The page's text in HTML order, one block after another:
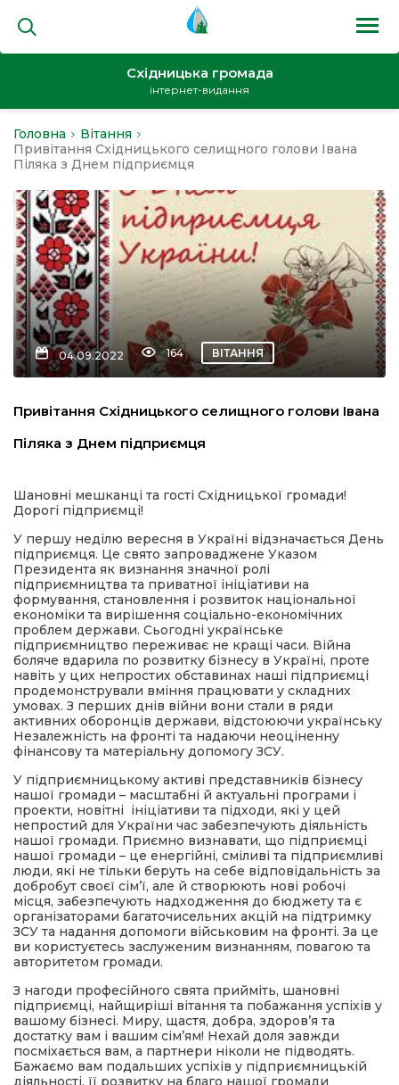
Східницька громада
інтернет-видання
Головна
Вітання
Привітання Східницького селищного голови Івана
Піляка з Днем підприємця
04.09.2022 164 ВІТАННЯ
Привітання Східницького селищного голови Івана
Піляка з Днем підприємця
Шановні мешканці та гості Східницької громади!
Дорогі підприємці!
У першу неділю вересня в Україні відзначається День
підприємця. Це свято запроваджене Указом
Президента як визнання значної ролі
підприємництва та приватної ініціативи на
формування, становлення і розвиток національної
економіки та вирішення соціально-економічних
проблем держави. Сьогодні українське
підприємництво переживає не кращі часи. Війна
боляче вдарила по розвитку бізнесу в Україні, проте
навіть у цих непростих обставинах наші підприємці
продемонстрували вміння працювати у складних
умовах. З перших днів війни вони стали в ряди
активних оборонців держави, відстоюючи українську
Незалежність на фронті та надаючи неоціненну
фінансову та матеріальну допомогу ЗСУ.
У підприємницькому активі представників бізнесу
нашої громади – масштабні й актуальні програми і
проекти, новітні ініціативи та підходи, які у цей
непростий для України час забезпечують діяльність
нашої громади. Приємно визнавати, що підприємці
нашої громади – це енергійні, сміливі та підприємливі
люди, які не тільки беруть на себе відповідальність за
добробут своєї сім’ї, але й створюють нові робочі
місця, забезпечують надходження до бюджету та є
організаторами багаточисельних акцій на підтримку
ЗСУ та надання допомоги військовим на фронті. За це
ви користуєтесь заслуженим визнанням, повагою та
авторитетом громади.
З нагоди професійного свята прийміть, шановні
підприємці, найщиріші вітання та побажання успіхів у
вашому бізнесі. Миру, щастя, добра, здоров’я та
достатку вам і вашим сім’ям! Нехай доля завжди
посміхається вам, а партнери ніколи не підводять.
Бажаємо вам подальших успіхів у підприємницькій
діяльності, її розвитку на благо нашої громади